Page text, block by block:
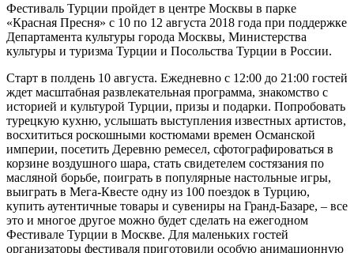
Фестиваль Турции пройдет в центре Москвы в парке
«Красная Пресня» с 10 по 12 августа 2018 года при поддержке
Департамента культуры города Москвы, Министерства
культуры и туризма Турции и Посольства Турции в России.
Старт в полдень 10 августа. Ежедневно с 12:00 до 21:00 гостей
ждет масштабная развлекательная программа, знакомство с
историей и культурой Турции, призы и подарки. Попробовать
турецкую кухню, услышать выступления известных артистов,
восхититься роскошными костюмами времен Османской
империи, посетить Деревню ремесел, сфотографироваться в
корзине воздушного шара, стать свидетелем состязания по
масляной борьбе, поиграть в популярные настольные игры,
выиграть в Мега-Квесте одну из 100 поездок в Турцию,
купить аутентичные товары и сувениры на Гранд-Базаре, – все
это и многое другое можно будет сделать на ежегодном
Фестивале Турции в Москве. Для маленьких гостей
организаторы фестиваля приготовили особую анимационную